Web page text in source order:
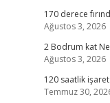
170 derece
Ağustos 3, 2026
2 Bodrum kat
Ağustos 3, 2026
120 saatlik
Temmuz 30,